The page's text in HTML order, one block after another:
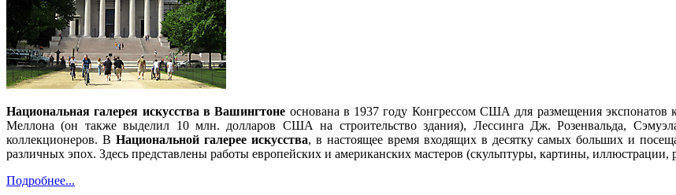
Национальная галерея искусства в Вашингтоне основана в 1937 году Конгрессом США для размещения
Меллона (он также выделил 10 млн. долларов США на строительство здания), Лессинга Дж. Розенвальда,
коллекционеров. В Национальной галерее искусства, в настоящее время входящих в десятку самых больших и
различных эпох. Здесь представлены работы европейских и американских мастеров (скульптуры, картины,
Подробнее...